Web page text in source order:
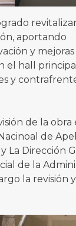
aportando
y mejoras
el hall
y
de la obra
de
La Dirección
de la
la revisión